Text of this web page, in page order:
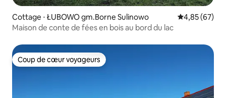
Cottage ⋅ ŁUBOWO gm.Borne Sulinowo Évaluation
4,85 (67)
Maison de conte de fées en bois au bord du lac
Coup de cœur voyageurs
Coup de cœur voyageurs